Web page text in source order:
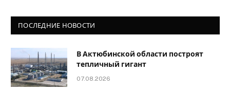
ПОСЛЕДНИЕ НОВОСТИ
В Актюбинской области построят
тепличный гигант
07.08.2026